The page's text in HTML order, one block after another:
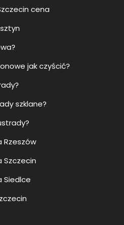
cena
jak czyścić?
szklane?
Rzeszów
Szczecin
Siedlce